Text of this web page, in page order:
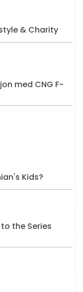
& Charity
med CNG F-
Kids?
to the Series